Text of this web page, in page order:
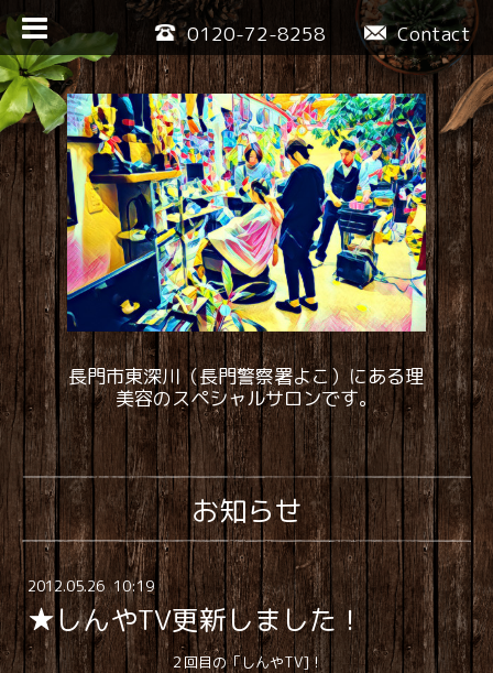
Contact
0120-72-8258
長門市東深川（長門警察署よこ）にある理
美容のスペシャルサロンです。
お知らせ
2012.05.26 10:19
★しんやTV更新しました！
２回目の「しんやTV]！